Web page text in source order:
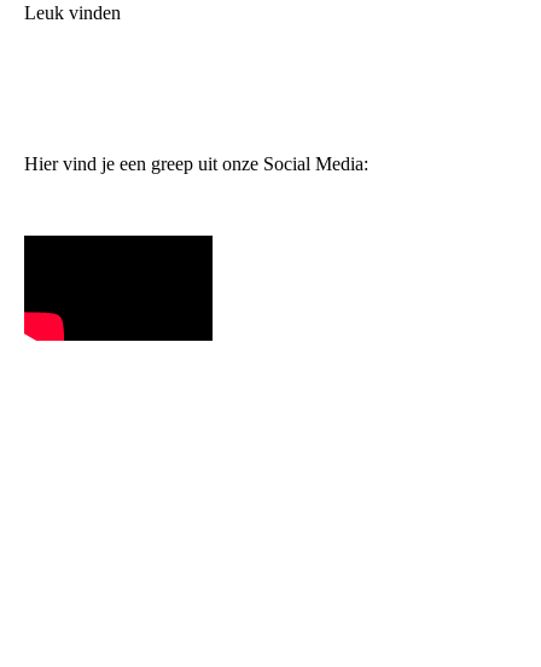
Leuk vinden
Hier vind je een greep uit onze Social Media: